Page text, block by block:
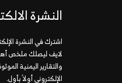
النشرة
اشترك في النشرة
لايف ليصلك ملخص أهم
والتقارير اليمنية
الإلكتروني أولاً بأول.